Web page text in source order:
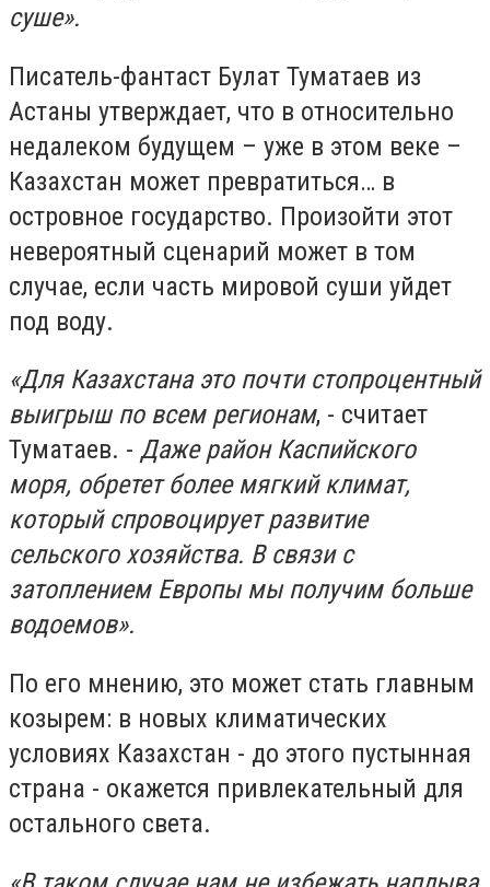
суше».
Писатель-фантаст Булат Туматаев из
Астаны утверждает, что в относительно
недалеком будущем – уже в этом веке –
Казахстан может превратиться… в
островное государство. Произойти этот
невероятный сценарий может в том
случае, если часть мировой суши уйдет
под воду.
«Для Казахстана это почти стопроцентный
выигрыш по всем регионам, - считает
Туматаев. - Даже район Каспийского
моря, обретет более мягкий климат,
который спровоцирует развитие
сельского хозяйства. В связи с
затоплением Европы мы получим больше
водоемов».
По его мнению, это может стать главным
козырем: в новых климатических
условиях Казахстан - до этого пустынная
страна - окажется привлекательный для
остального света.